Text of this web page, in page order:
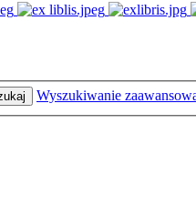
Wyszukiwanie